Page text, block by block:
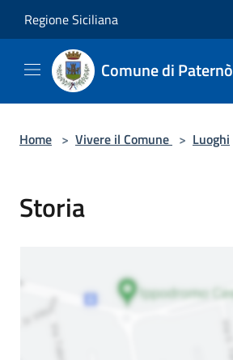
Regione Siciliana
Comune di Paternò
Home > Vivere il Comune > Luoghi
Storia